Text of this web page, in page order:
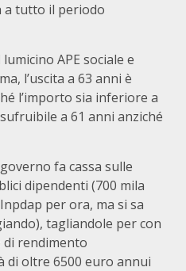
a tutto il periodo
APE sociale e
l’uscita a 63 anni è
l’importo sia inferiore a
a 61 anni anziché
fa cassa sulle
dipendenti (700 mila
per ora, ma si sa
tagliandole per con
di rendimento
di oltre 6500 euro annui